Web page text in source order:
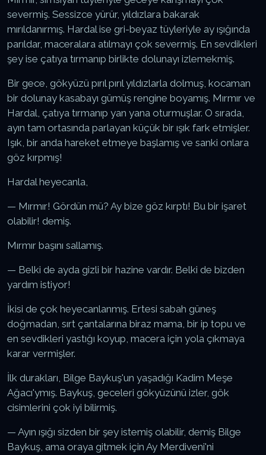
severmiş. Sessizce yürür, yıldızlara bakarak
mırıldanırmış. Hardal ise gri-beyaz tüyleriyle ay ışığında
parıldar, maceralara atılmayı çok severmiş. En sevdikleri
şey ise çatıya tırmanıp birlikte dolunayı izlemekmiş.
Bir gece, gökyüzü pırıl pırıl yıldızlarla dolmuş, kocaman
bir dolunay kasabayı gümüş rengine boyamış. Mırmır ve
Hardal, çatıya tırmanıp yan yana oturmuşlar. O sırada,
ayın tam ortasında parlayan küçük bir ışık fark etmişler.
Işık, bir anda hareket etmeye başlamış ve sanki onlara
göz kırpmış!
Hardal heyecanla,
— Mırmır! Gördün mü? Ay bize göz kırptı! Bu bir işaret
olabilir! demiş.
Mırmır başını sallamış.
— Belki de ayda gizli bir hazine vardır. Belki de bizden
yardım istiyor!
İkisi de çok heyecanlanmış. Ertesi sabah güneş
doğmadan, sırt çantalarına biraz mama, bir ip topu ve
en sevdikleri yastığı koyup, macera için yola çıkmaya
karar vermişler.
İlk durakları, Bilge Baykuş'un yaşadığı Kadim Meşe
Ağacı'ymış. Baykuş, geceleri gökyüzünü izler, gök
cisimlerini çok iyi bilirmiş.
— Ayın ışığı sizden bir şey istemiş olabilir, demiş Bilge
Baykuş, ama oraya gitmek için Ay Merdiveni'ni